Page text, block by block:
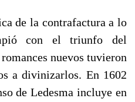
de la contrafactura a lo
con el triunfo del
nuevos tuvieron
a divinizarlos. En 1602
de Ledesma incluye en